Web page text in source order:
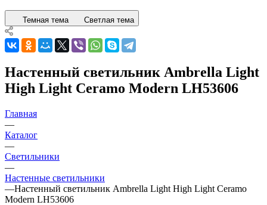
Темная тема Светлая тема
Настенный светильник Ambrella Light
High Light Ceramo Modern LH53606
Главная
—
Каталог
—
Светильники
—
Настенные светильники
—Настенный светильник Ambrella Light High Light Ceramo
Modern LH53606